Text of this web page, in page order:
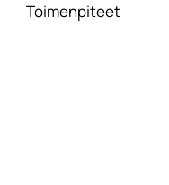
Toimenpiteet